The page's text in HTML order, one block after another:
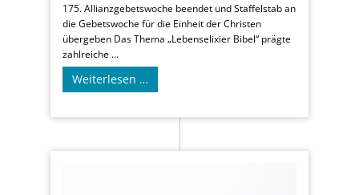
175. Allianzgebetswoche beendet und Staffelstab an
die Gebetswoche für die Einheit der Christen
übergeben Das Thema „Lebenselixier Bibel“ prägte
zahlreiche ...
Weiterlesen …